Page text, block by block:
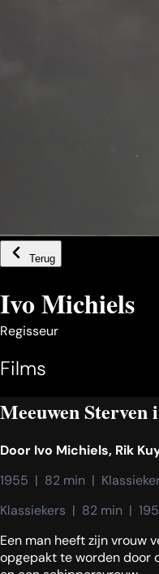
Terug
Ivo Michiels
Regisseur
Films
Meeuwen Sterven
Door Ivo Michiels, Rik
1955  |  82 min  |
Klassiekers  |  82 min  |
Een man heeft zijn vrouw
opgepakt te worden door